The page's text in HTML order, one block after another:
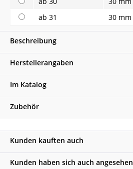
ab 31
30 mm
Beschreibung
Herstellerangaben
Im Katalog
Zubehör
Kunden kauften auch
Kunden haben sich auch angesehen